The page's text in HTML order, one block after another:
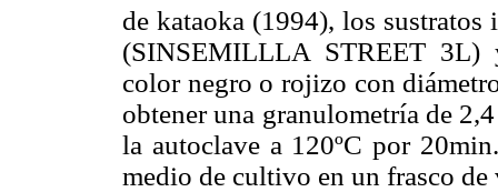
de kataoka (1994), los
(SINSEMILLLA STREET 3L)
color negro o rojizo con
obtener una granulometría de
la autoclave a 120ºC por
medio de cultivo en un frasco